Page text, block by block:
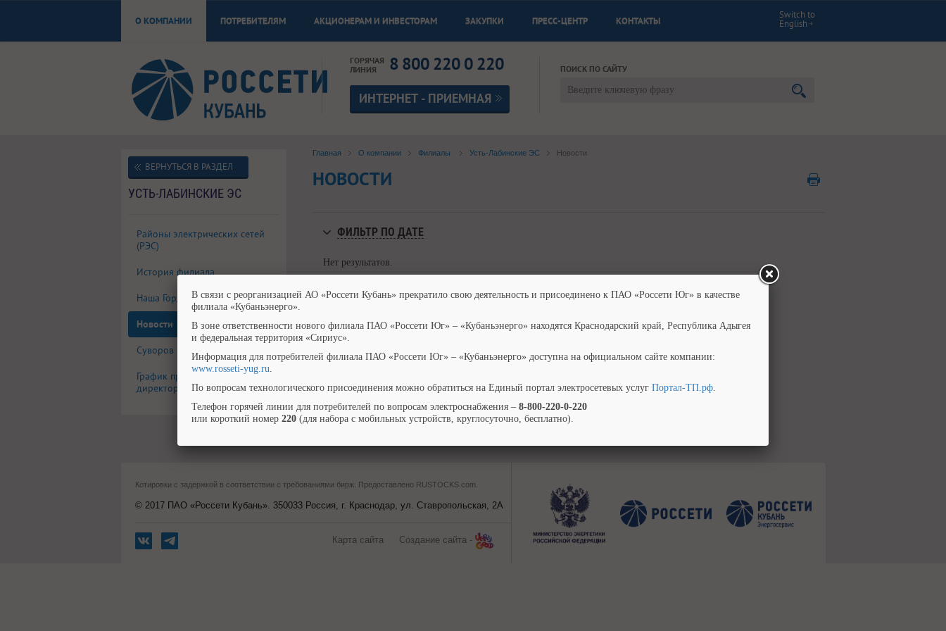
О КОМПАНИИ ПОТРЕБИТЕЛЯМ АКЦИОНЕРАМ И ИНВЕСТОРАМ ЗАКУПКИ ПРЕСС-ЦЕНТР КОНТАКТЫ
Switch to
English
ГОРЯЧАЯ
ЛИНИЯ
8 800 220 0 220
ИНТЕРНЕТ - ПРИЕМНАЯ
ПОИСК ПО САЙТУ
Главная О компании Филиалы Усть-Лабинские ЭС Новости
НОВОСТИ
ФИЛЬТР ПО ДАТЕ
Нет результатов.
ВЕРНУТЬСЯ В РАЗДЕЛ
УСТЬ-ЛАБИНСКИЕ ЭС
Районы электрических сетей
(РЭС)
История филиала
Наша Гордость
Новости
Суворов М.В.
График проведения встреч
директором филиала
Котировки с задержкой в соответствии с требованиями бирж. Предоставлено RUSTOCKS.com.
© 2017 ПАО «Россети Кубань». 350033 Россия, г. Краснодар, ул. Ставропольская, 2A
Карта сайта Создание сайта -
В связи с реорганизацией АО «Россети Кубань» прекратило свою деятельность и присоединено к ПАО «Россети Юг» в качестве
филиала «Кубаньэнерго».
В зоне ответственности нового филиала ПАО «Россети Юг» – «Кубаньэнерго» находятся Краснодарский край, Республика Адыгея
и федеральная территория «Сириус».
Информация для потребителей филиала ПАО «Россети Юг» – «Кубаньэнерго» доступна на официальном сайте компании:
www.rosseti-yug.ru.
По вопросам технологического присоединения можно обратиться на Единый портал электросетевых услуг Портал-ТП.рф.
Телефон горячей линии для потребителей по вопросам электроснабжения – 8-800-220-0-220
или короткий номер 220 (для набора с мобильных устройств, круглосуточно, бесплатно).